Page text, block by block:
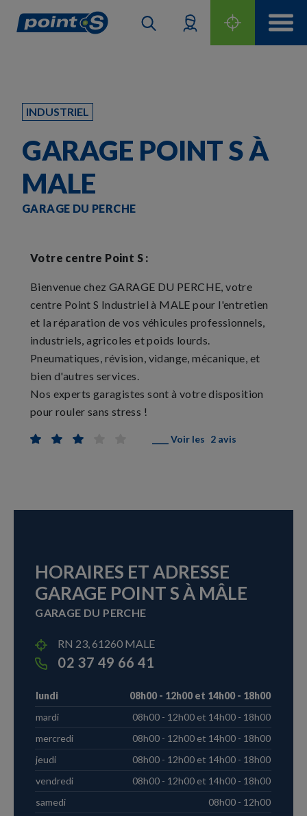
INDUSTRIEL
GARAGE POINT S À
MALE
GARAGE DU PERCHE
Votre centre Point S :
Bienvenue chez GARAGE DU PERCHE, votre
centre Point S Industriel à MALE pour l'entretien
et la réparation de vos véhicules professionnels,
industriels, agricoles et poids lourds.
Pneumatiques, révision, vidange, mécanique, et
bien d'autres services.
Nos experts garagistes sont à votre disposition
pour rouler sans stress !
____ Voir les 2 avis
HORAIRES ET ADRESSE
GARAGE POINT S À MÂLE
GARAGE DU PERCHE
RN 23, 61260 MALE
02 37 49 66 41
lundi
08h00 - 12h00 et 14h00 - 18h00
mardi
08h00 - 12h00 et 14h00 - 18h00
mercredi
08h00 - 12h00 et 14h00 - 18h00
jeudi
08h00 - 12h00 et 14h00 - 18h00
vendredi
08h00 - 12h00 et 14h00 - 18h00
samedi
08h00 - 12h00